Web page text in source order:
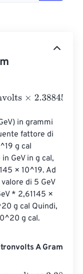
2.3884589662755
in grammi
fattore di
g cal
GeV in g cal,
× 10^19. Ad
di 5 GeV
* 2,61145 ×
g cal Quindi,
g cal.
A Gram